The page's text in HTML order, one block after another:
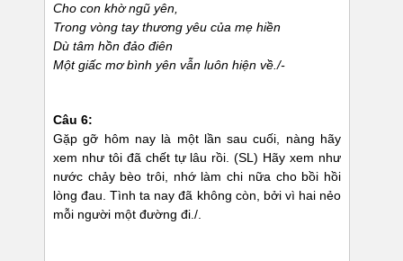
Cho con khờ ngũ yên,
Trong vòng tay thương yêu của mẹ hiền
Dù tâm hồn đảo điên
Một giấc mơ bình yên vẫn luôn hiện về./-
Câu 6:
Gặp gỡ hôm nay là một lần sau cuối, nàng hãy
xem như tôi đã chết tự lâu rồi. (SL) Hãy xem như
nước chảy bèo trôi, nhớ làm chi nữa cho bồi hồi
lòng đau. Tình ta nay đã không còn, bởi vì hai nẻo
mỗi người một đường đi./.